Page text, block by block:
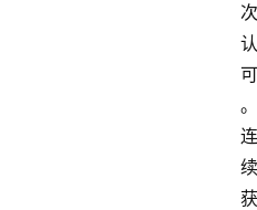
次
认
可
。
连
续
获